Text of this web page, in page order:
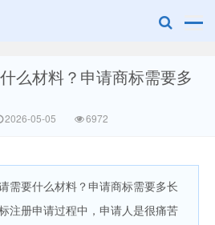
么材料？申请商标需要多
2026-05-05 6972
要什么材料？申请商标需要多长
注册申请过程中，申请人是很痛苦